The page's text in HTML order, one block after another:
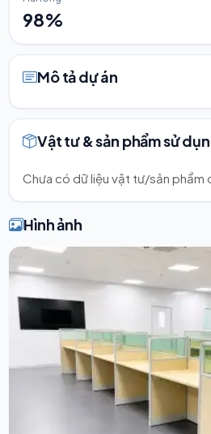
98%
Mô tả dự án
Vật tư & sản phẩm sử
Chưa có dữ liệu vật tư/sản phẩm
Hình ảnh